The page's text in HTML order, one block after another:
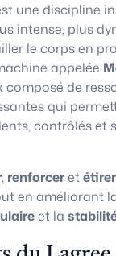
une discipline
intense, plus
le corps en
appelée
de
qui
contrôlés et
, renforceretétirer
en améliorant
et la